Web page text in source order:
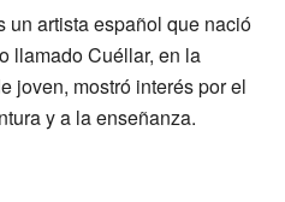
un artista español que nació
llamado Cuéllar, en la
joven, mostró interés por el
y a la enseñanza.